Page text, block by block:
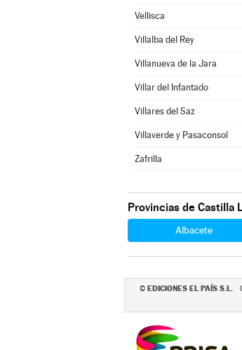
Vellisca
Villalba del Rey
Villanueva de la Jara
Villar del Infantado
Villares del Saz
Villaverde y Pasaconsol
Zafrilla
Provincias de Castilla
Albacete
© EDICIONES EL PAÍS S.L.